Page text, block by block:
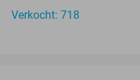
Verkocht: 718